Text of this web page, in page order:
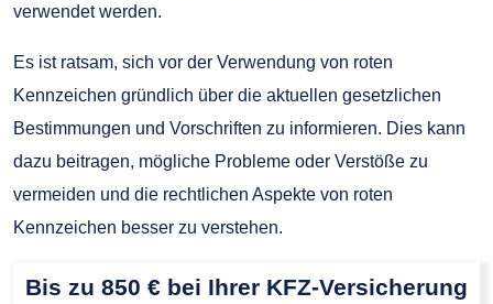
verwendet werden.
Es ist ratsam, sich vor der Verwendung von roten
Kennzeichen gründlich über die aktuellen gesetzlichen
Bestimmungen und Vorschriften zu informieren. Dies kann
dazu beitragen, mögliche Probleme oder Verstöße zu
vermeiden und die rechtlichen Aspekte von roten
Kennzeichen besser zu verstehen.
Bis zu 850 € bei Ihrer KFZ-Versicherung